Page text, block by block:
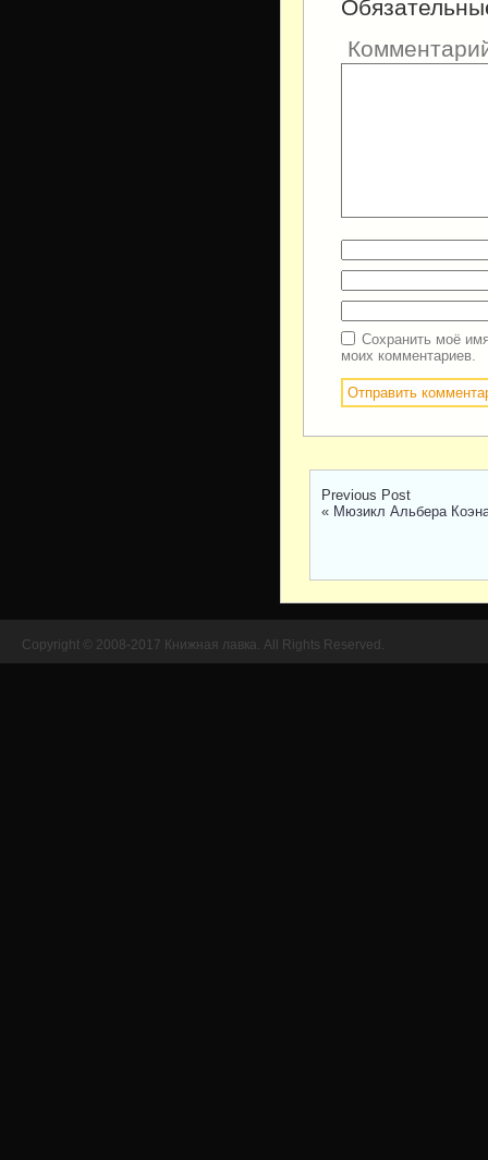
Сохранить моё
моих комментариев.
Previous Post
« Мюзикл Альбера
Copyright © 2008-2017 Книжная лавка. All Rights Reserved.